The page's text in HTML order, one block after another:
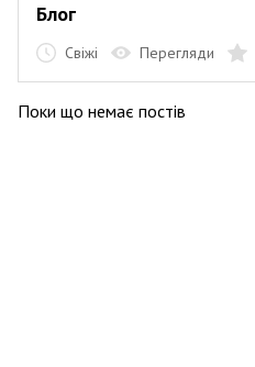
Блог
Свіжі Перегляди
Поки що немає постів